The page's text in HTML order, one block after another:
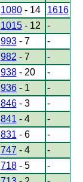
1080- 14
1616
1015- 12
-
993- 7
-
982 - 7
-
938- 20
-
936- 1
-
846- 3
-
841 - 4
-
831 - 6
-
747 - 4
-
718- 5
-